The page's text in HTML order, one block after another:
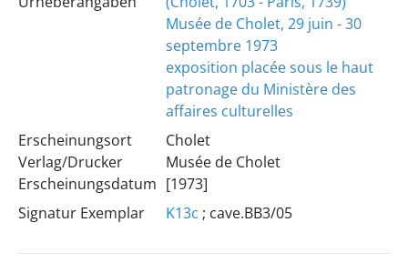
Musée de Cholet, 29 juin - 30
septembre 1973
exposition placée sous le haut
patronage du Ministère des
affaires culturelles
Erscheinungsort
Verlag/Drucker
Erscheinungsdatum
Cholet
Musée de Cholet
[1973]
Signatur Exemplar
K13c ; cave.BB3/05